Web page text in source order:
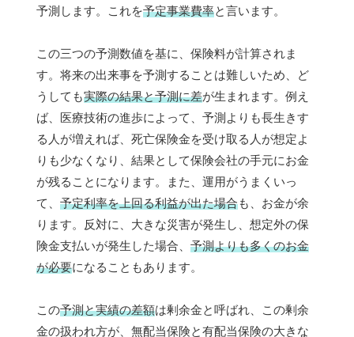
予測します。これを予定事業費率と言います。
この三つの予測数値を基に、保険料が計算されま
す。将来の出来事を予測することは難しいため、ど
うしても実際の結果と予測に差が生まれます。例え
ば、医療技術の進歩によって、予測よりも長生きす
る人が増えれば、死亡保険金を受け取る人が想定よ
りも少なくなり、結果として保険会社の手元にお金
が残ることになります。また、運用がうまくいっ
て、 予定利率を上回る利益が出た場合も、お金が余
ります。反対に、大きな災害が発生し、想定外の保
険金支払いが発生した場合、 予測よりも多くのお金
が必要になることもあります。
この予測と実績の差額は剰余金と呼ばれ、この剰余
金の扱われ方が、無配当保険と有配当保険の大きな